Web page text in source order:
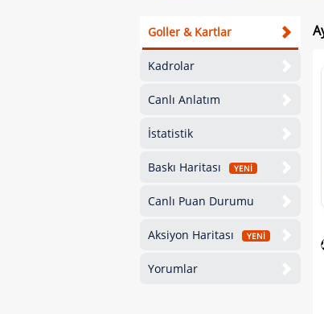
Goller & Kartlar
Kadrolar
Canlı Anlatım
İstatistik
Baskı Haritası YENİ
Canlı Puan Durumu
Aksiyon Haritası YENİ
Yorumlar